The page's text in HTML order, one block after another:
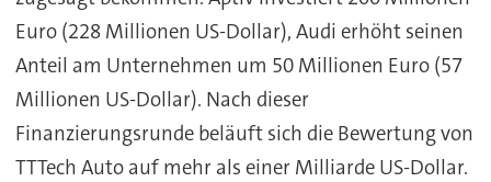
Euro (228 Millionen US-Dollar), Audi erhöht seinen
Anteil am Unternehmen um 50 Millionen Euro (57
Millionen US-Dollar). Nach dieser
Finanzierungsrunde beläuft sich die Bewertung von
TTTech Auto auf mehr als einer Milliarde US-Dollar.